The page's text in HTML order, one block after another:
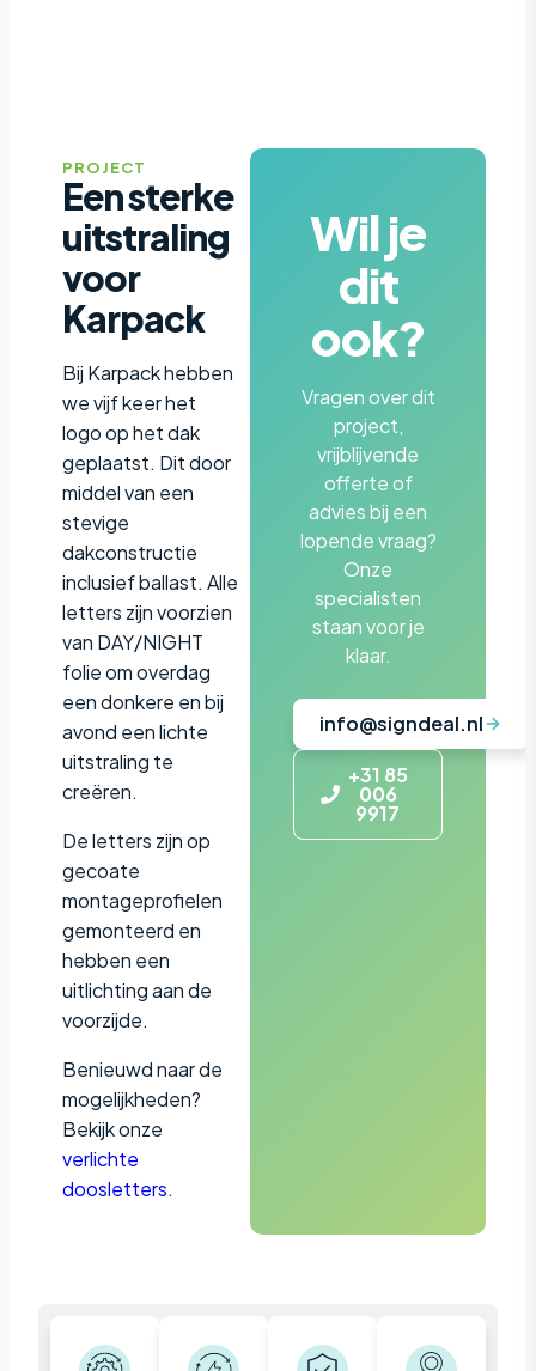
PROJECT
Een sterke
uitstraling
voor
Karpack
Bij Karpack hebben
we vijf keer het
logo op het dak
geplaatst. Dit door
middel van een
stevige
dakconstructie
inclusief ballast. Alle
letters zijn voorzien
van DAY/NIGHT
folie om overdag
een donkere en bij
avond een lichte
uitstraling te
creëren.
De letters zijn op
gecoate
montageprofielen
gemonteerd en
hebben een
uitlichting aan de
voorzijde.
Benieuwd naar de
mogelijkheden?
Bekijk onze
verlichte
doosletters.
Wil je
dit
ook?
Vragen over dit
project,
vrijblijvende
offerte of
advies bij een
lopende vraag?
Onze
specialisten
staan voor je
klaar.
info@signdeal.nl
+31 85
006
9917